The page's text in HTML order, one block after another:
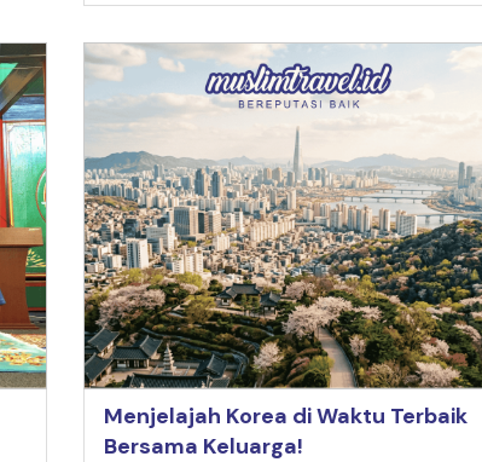
Menjelajah Korea di Waktu Terbaik
Bersama Keluarga!